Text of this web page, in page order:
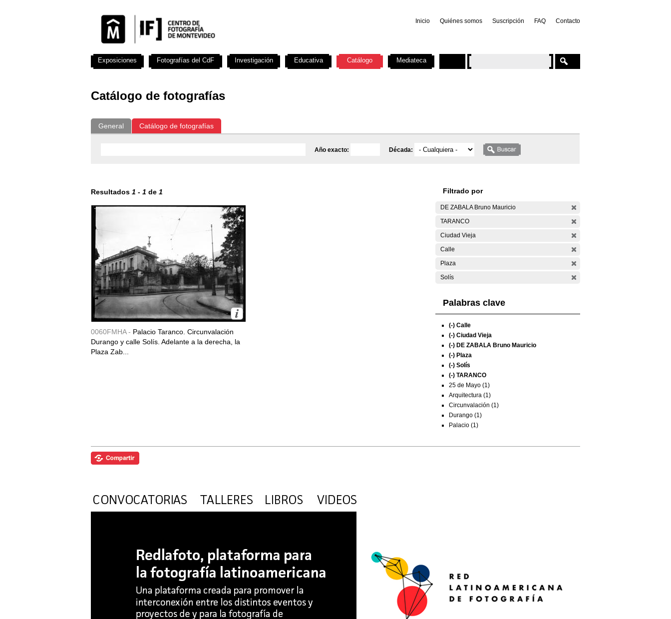
Inicio Quiénes somos Suscripción FAQ Contacto
Catálogo de fotografías
General Catálogo de fotografías
Año exacto: Década:
Resultados 1 - 1 de 1
0060FMHA - Palacio Taranco. Circunvalación
Durango y calle Solís. Adelante a la derecha, la
Plaza Zab...
Filtrado por
DE ZABALA Bruno Mauricio
TARANCO
Ciudad Vieja
Calle
Plaza
Solís
Palabras clave
(-) Calle
(-) Ciudad Vieja
(-) DE ZABALA Bruno Mauricio
(-) Plaza
(-) Solís
(-) TARANCO
25 de Mayo (1)
Arquitectura (1)
Circunvalación (1)
Durango (1)
Palacio (1)
Exposiciones Fotografías del CdF Investigación Educativa Catálogo Mediateca